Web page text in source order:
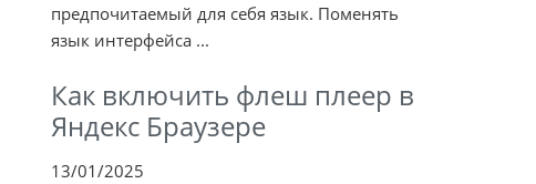
предпочитаемый для себя язык. Поменять
язык интерфейса ...
Как включить флеш плеер в
Яндекс Браузере
13/01/2025